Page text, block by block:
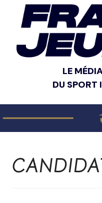
LE
DU SPORT